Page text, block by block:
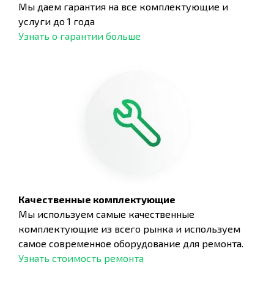
Мы даем гарантия на все комплектующие и
услуги до 1 года
Узнать о гарантии больше
Качественные комплектующие
Мы используем самые качественные
комплектующие из всего рынка и используем
самое современное оборудование для ремонта.
Узнать стоимость ремонта